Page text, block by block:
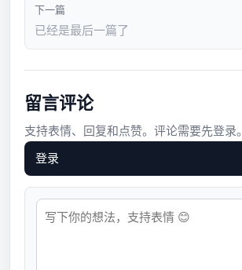
下一篇
已经是最后一篇了
留言评论
支持表情、回复和点赞。评论需要先登录。
登录